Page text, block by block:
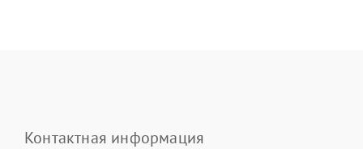
Контактная информация